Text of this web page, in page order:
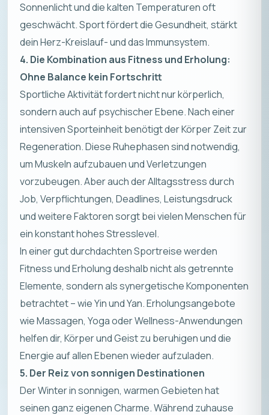
Sonnenlicht und die kalten Temperaturen oft
geschwächt. Sport fördert die Gesundheit, stärkt
dein Herz-Kreislauf- und das Immunsystem.
4. Die Kombination aus Fitness und Erholung:
Ohne Balance kein Fortschritt
Sportliche Aktivität fordert nicht nur körperlich,
sondern auch auf psychischer Ebene. Nach einer
intensiven Sporteinheit benötigt der Körper Zeit zur
Regeneration. Diese Ruhephasen sind notwendig,
um Muskeln aufzubauen und Verletzungen
vorzubeugen. Aber auch der Alltagsstress durch
Job, Verpflichtungen, Deadlines, Leistungsdruck
und weitere Faktoren sorgt bei vielen Menschen für
ein konstant hohes Stresslevel.
In einer gut durchdachten Sportreise werden
Fitness und Erholung deshalb nicht als getrennte
Elemente, sondern als synergetische Komponenten
betrachtet – wie Yin und Yan. Erholungsangebote
wie Massagen, Yoga oder Wellness-Anwendungen
helfen dir, Körper und Geist zu beruhigen und die
Energie auf allen Ebenen wieder aufzuladen.
5. Der Reiz von sonnigen Destinationen
Der Winter in sonnigen, warmen Gebieten hat
seinen ganz eigenen Charme. Während zuhause